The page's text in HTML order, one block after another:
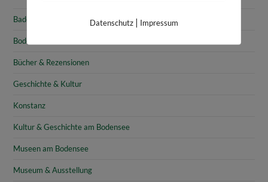
Baden-Württemberg
Bodensee
Bücher & Rezensionen
Geschichte & Kultur
Konstanz
Kultur & Geschichte am Bodensee
Museen am Bodensee
Museum & Ausstellung
Datenschutz| Impressum